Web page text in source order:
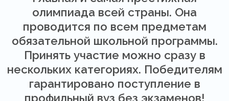
олимпиада всей страны. Она
проводится по всем предметам
обязательной школьной программы.
Принять участие можно сразу в
нескольких категориях. Победителям
гарантировано поступление в
профильный вуз без экзаменов!